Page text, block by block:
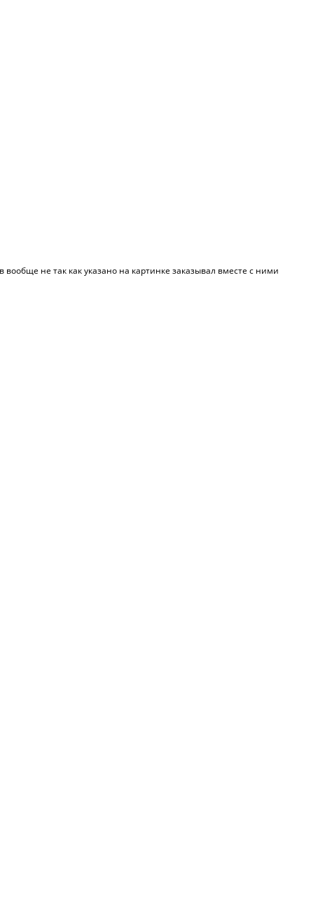
не так как указано на картинке заказывал вместе с ними